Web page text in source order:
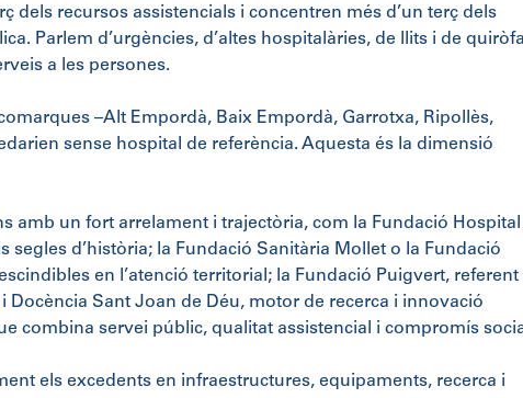
dels recursos assistencials i concentren més d’un terç dels
Parlem d’urgències, d’altes hospitalàries, de llits i de
a les persones.
–Alt Empordà, Baix Empordà, Garrotxa, Ripollès,
sense hospital de referència. Aquesta és la dimensió
amb un fort arrelament i trajectòria, com la Fundació Hospital
segles d’història; la Fundació Sanitària Mollet o la Fundació
en l’atenció territorial; la Fundació Puigvert, referent
Docència Sant Joan de Déu, motor de recerca i innovació
combina servei públic, qualitat assistencial i compromís
els excedents en infraestructures, equipaments, recerca i